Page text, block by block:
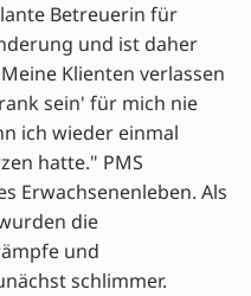
Menopause noch
Erfahrung"
der
war eine
über diese
sich in den
Betreuerin für
und ist daher
Klienten verlassen
sein' für mich nie
ich wieder einmal
hatte." PMS
Erwachsenenleben. Als
die
und
schlimmer.